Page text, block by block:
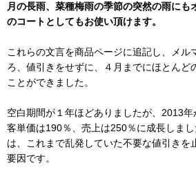
月の長雨、菜種梅雨の季節の突然の雨にも
のコートとしてもお使い頂けます。
これらの文言を商品ページに追記し、メル
ろ、値引きをせずに、４月までにほとんど
ことができました。
空白期間が１年ほどありましたが、2013
客単価は190％、売上は250％に成長しま
は、これまで乱発していた不要な値引きを
要因です。